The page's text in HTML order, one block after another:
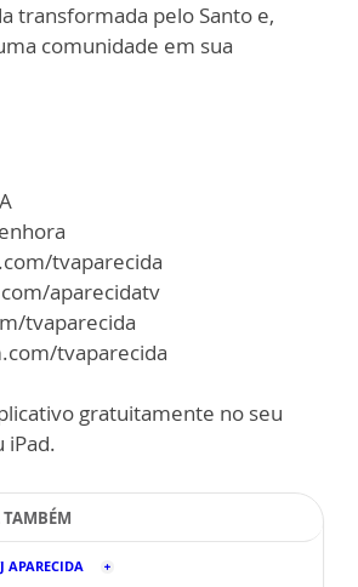
transformada pelo Santo e,
comunidade em sua
tvaparecida
aparecidatv
tvaparecida
tvaparecida
gratuitamente no seu
iPad.
TAMBÉM
APARECIDA